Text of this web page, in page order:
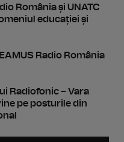
România și UNATC
educației și
Radio România
Radiofonic – Vara
pe posturile din